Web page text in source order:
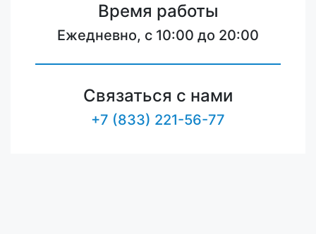
Время работы
Ежедневно, с 10:00 до 20:00
Связаться с нами
+7 (833) 221-56-77